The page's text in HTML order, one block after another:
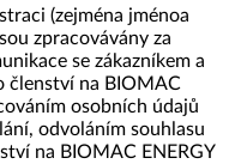
(zejména jménoa
zpracovávány za
se zákazníkem a
členství na BIOMAC
osobních údajů
odvoláním souhlasu
na BIOMAC ENERGY